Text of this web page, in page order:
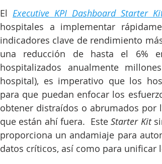
El Executive KPI Dashboard Starter
hospitales a implementar
indicadores clave de rendimiento
una reducción de hasta el 6%
hospitalizados anualmente
hospital), es imperativo que los
para que puedan enfocar los
obtener distraídos o abrumados
que están ahí fuera.  Este Starter Kit
proporciona un andamiaje para
datos críticos, así como para